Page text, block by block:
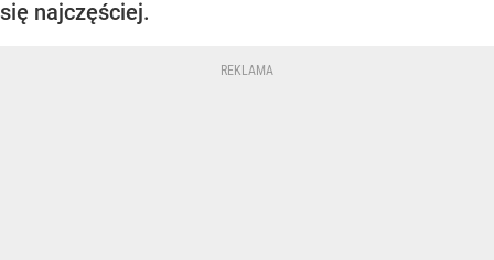
się najczęściej.